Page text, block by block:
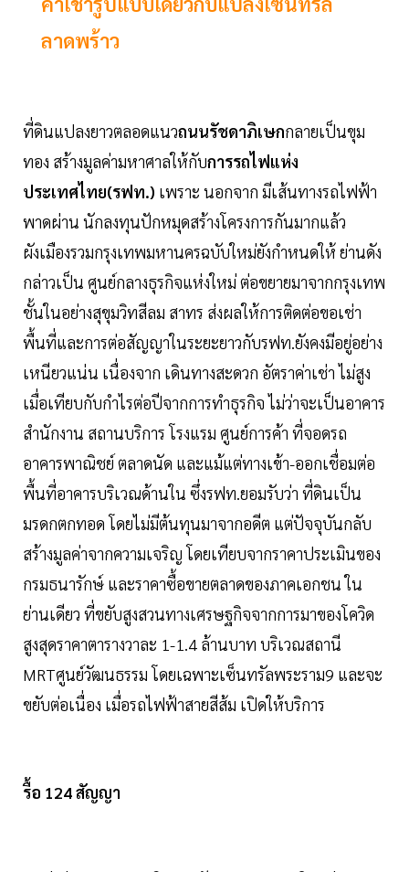
ลาดพร้าว
ที่ดินแปลงยาวตลอดแนวถนนรัชดาภิเษกกลายเป็นขุม
ทอง สร้างมูลค่ามหาศาลให้กับการรถไฟแห่ง
ประเทศไทย(รฟท.) เพราะ นอกจาก มีเส้นทางรถไฟฟ้า
พาดผ่าน นักลงทุนปักหมุดสร้างโครงการกันมากแล้ว
ผังเมืองรวมกรุงเทพมหานครฉบับใหม่ยังกำหนดให้ ย่านดัง
กล่าวเป็น ศูนย์กลางธุรกิจแห่งใหม่ ต่อขยายมาจากกรุงเทพ
ชั้นในอย่างสุขุมวิทสีลม สาทร ส่งผลให้การติดต่อขอเช่า
พื้นที่และการต่อสัญญาในระยะยาวกับรฟท.ยังคงมีอยู่อย่าง
เหนียวแน่น เนื่องจาก เดินทางสะดวก อัตราค่าเช่า ไม่สูง
เมื่อเทียบกับกำไรต่อปีจากการทำธุรกิจ ไม่ว่าจะเป็นอาคาร
สำนักงาน สถานบริการ โรงแรม ศูนย์การค้า ที่จอดรถ
อาคารพาณิชย์ ตลาดนัด และแม้แต่ทางเข้า-ออกเชื่อมต่อ
พื้นที่อาคารบริเวณด้านใน ซึ่งรฟท.ยอมรับว่า ที่ดินเป็น
มรดกตกทอด โดยไม่มีต้นทุนมาจากอดีต แต่ปัจจุบันกลับ
สร้างมูลค่าจากความเจริญ โดยเทียบจากราคาประเมินของ
กรมธนารักษ์ และราคาซื้อขายตลาดของภาคเอกชน ใน
ย่านเดียว ที่ขยับสูงสวนทางเศรษฐกิจจากการมาของโควิด
สูงสุดราคาตารางวาละ 1-1.4 ล้านบาท บริเวณสถานี
MRTศูนย์วัฒนธรรม โดยเฉพาะเซ็นทรัลพระราม9 และจะ
ขยับต่อเนื่อง เมื่อรถไฟฟ้าสายสีส้ม เปิดให้บริการ
รื้อ 124 สัญญา